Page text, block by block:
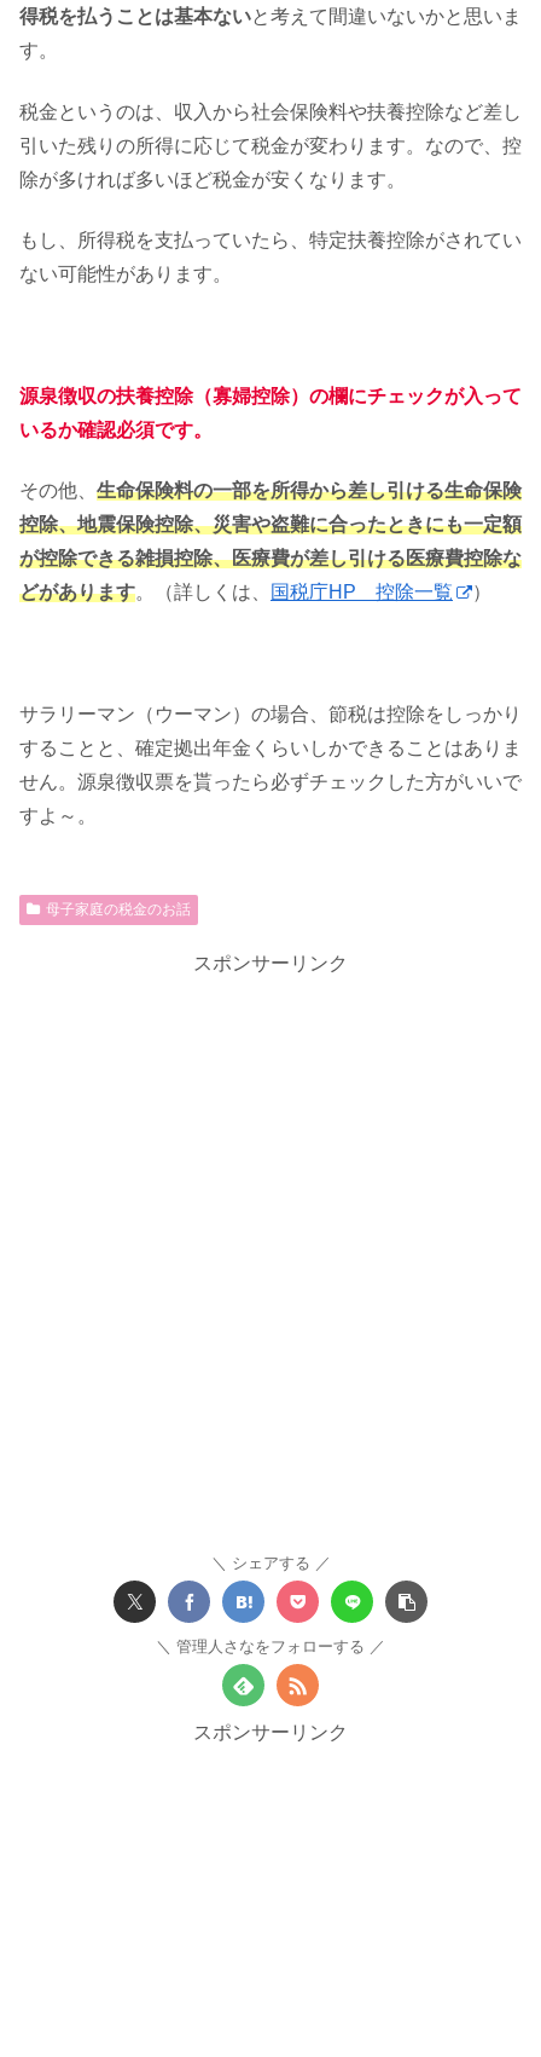
得税を払うことは基本ないと考えて間違いないかと思いま
す。
税金というのは、収入から社会保険料や扶養控除など差し
引いた残りの所得に応じて税金が変わります。なので、 控
除が多ければ多いほど税金が安くなります。
もし、所得税を支払っていたら、特定扶養控除がされてい
ない可能性があります。
源泉徴収の扶養控除（寡婦控除）の欄にチェックが入って
いるか確認必須です。
その他、 生命保険料の一部を所得から差し引ける生命保険
控除、地震保険控除、災害や盗難に合ったときにも一定額
が控除できる雑損控除、医療費が差し引ける医療費控除な
どがあります。（詳しくは、 国税庁HP 控除一覧 ）
サラリーマン（ウーマン）の場合、節税は控除をしっかり
することと、確定拠出年金くらいしかできることはありま
せん。源泉徴収票を貰ったら必ずチェックした方がいいで
すよ～。
母子家庭の税金のお話
スポンサーリンク
シェアする
管理人さなをフォローする
スポンサーリンク